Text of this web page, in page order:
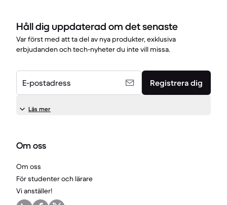
Håll dig uppdaterad om det senaste
Var först med att ta del av nya produkter, exklusiva
erbjudanden och tech-nyheter du inte vill missa.
E-postadress Registrera dig
Läs mer
Om oss
Om oss
För studenter och lärare
Vi anställer!